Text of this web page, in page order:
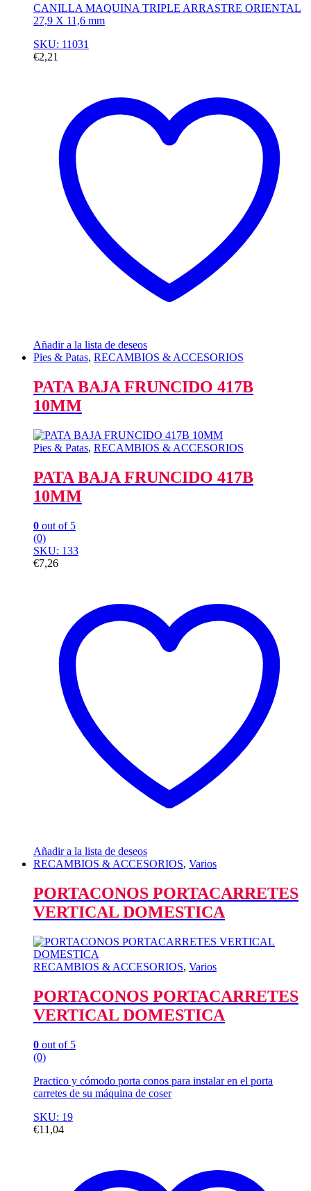
CANILLA MAQUINA TRIPLE ARRASTRE ORIENTAL
27,9 X 11,6 mm
SKU: 11031
€2,21
Añadir a la lista de deseos
Pies & Patas, RECAMBIOS & ACCESORIOS
PATA BAJA FRUNCIDO 417B
10MM
Pies & Patas, RECAMBIOS & ACCESORIOS
PATA BAJA FRUNCIDO 417B
10MM
0 out of 5
(0)
SKU: 133
€7,26
Añadir a la lista de deseos
RECAMBIOS & ACCESORIOS, Varios
PORTACONOS PORTACARRETES
VERTICAL DOMESTICA
RECAMBIOS & ACCESORIOS, Varios
PORTACONOS PORTACARRETES
VERTICAL DOMESTICA
0 out of 5
(0)
Practico y cómodo porta conos para instalar en el porta
carretes de su máquina de coser
SKU: 19
€11,04